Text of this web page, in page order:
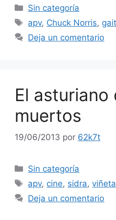
Categorías
Sin categoría
Etiquetas
apv, Chuck Norris,
Deja un comentario
El asturiano
muertos
19/06/2013 por 62k7t
Categorías
Sin categoría
Etiquetas
apv, cine, sidra,
Deja un comentario